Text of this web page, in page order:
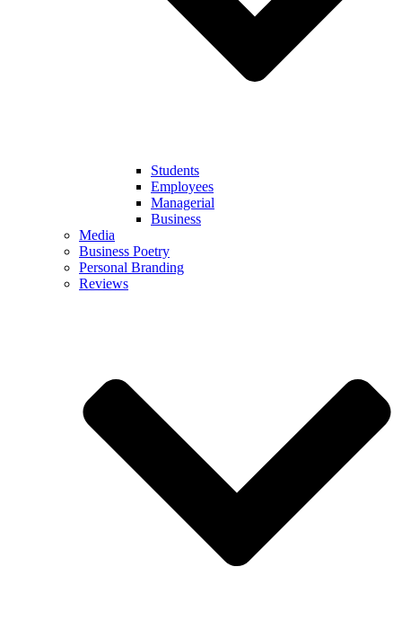
Students
Employees
Managerial
Business
Media
Business Poetry
Personal Branding
Reviews